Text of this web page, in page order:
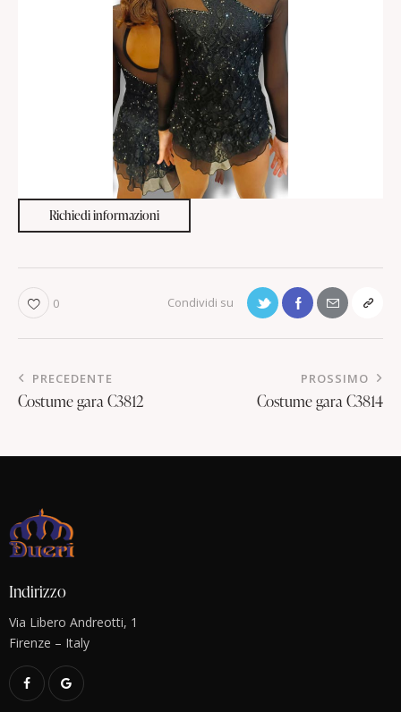
Richiedi informazioni
0
PRECEDENTE
Costume gara C3812
PROSSIMO
Costume gara C3814
Indirizzo
Via Libero Andreotti, 1
Firenze – Italy